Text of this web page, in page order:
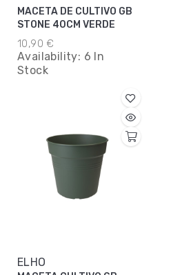
MACETA DE CULTIVO GB
STONE 40CM VERDE
10,90 €
Availability: 6 In
Stock
ELHO